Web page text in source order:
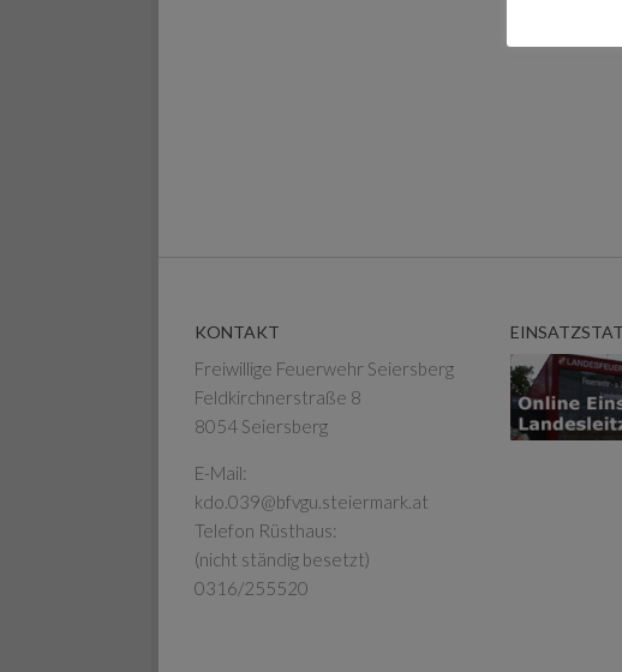
KONTAKT
Freiwillige Feuerwehr Seiersberg
Feldkirchnerstraße 8
8054 Seiersberg
E-Mail:
kdo.039@bfvgu.steiermark.at
Telefon Rüsthaus:
(nicht ständig besetzt)
0316/255520